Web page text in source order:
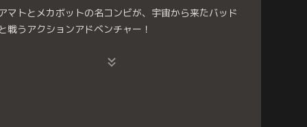
マトとメカボットの名コンビが、宇宙から来たバッド
戦うアクションアドベンチャー！